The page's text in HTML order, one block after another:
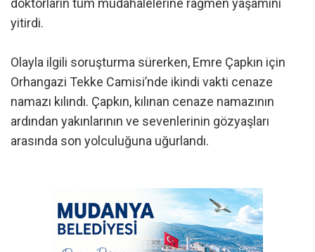
doktorların tüm müdahalelerine rağmen yaşamını
yitirdi.
Olayla ilgili soruşturma sürerken, Emre Çapkın için
Orhangazi Tekke Camisi’nde ikindi vakti cenaze
namazı kılındı. Çapkın, kılınan cenaze namazının
ardından yakınlarının ve sevenlerinin gözyaşları
arasında son yolculuğuna uğurlandı.